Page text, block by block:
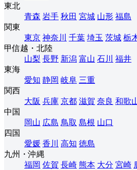
東北
青森 岩手 秋田 宮城 山形 福島
関東
東京 神奈川 千葉 埼玉 茨城 栃
甲信越・北陸
山梨 長野 新潟 富山 石川
福井
東海
愛知 静岡 岐阜 三重
関西
大阪 兵庫 京都 滋賀 奈良 和歌
中国
岡山 広島 鳥取 島根 山口
四国
愛媛 香川 高知 徳島
九州・沖縄
福岡 佐賀 長崎 熊本 大分 宮崎